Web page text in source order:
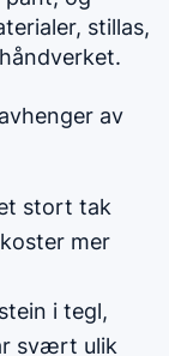
stillas,
av
stort tak
mer
i tegl,
svært ulik